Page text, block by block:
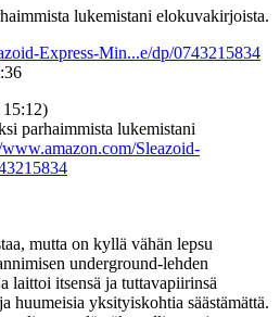
lukemistani elokuvakirjoista.
Express-Min...e/dp/0743215834
15:12)
parhaimmista lukemistani
Sleazoid-
mutta on kyllä vähän lepsu
underground-lehden
laittoi itsensä ja tuttavapiirinsä
huumeisia yksityiskohtia säästämättä.